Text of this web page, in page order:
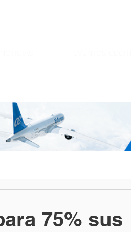
75% sus